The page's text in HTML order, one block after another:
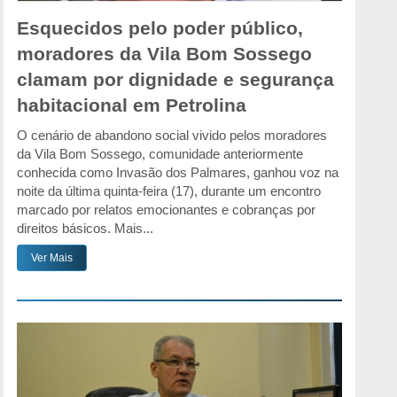
Esquecidos pelo poder público,
moradores da Vila Bom Sossego
clamam por dignidade e segurança
habitacional em Petrolina
O cenário de abandono social vivido pelos moradores
da Vila Bom Sossego, comunidade anteriormente
conhecida como Invasão dos Palmares, ganhou voz na
noite da última quinta-feira (17), durante um encontro
marcado por relatos emocionantes e cobranças por
direitos básicos. Mais...
Ver Mais